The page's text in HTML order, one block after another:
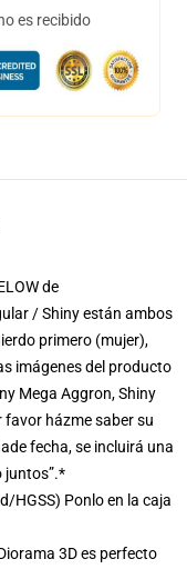
es recibido
de
/ Shiny están ambos
primero (mujer),
imágenes del producto
Mega Aggron, Shiny
favor házme saber su
fecha, se incluirá una
juntos”.*
HGSS) Ponlo en la caja
3D es perfecto